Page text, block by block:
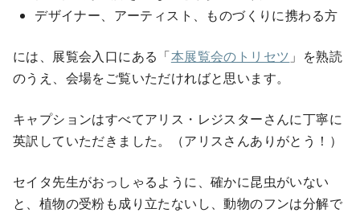
デザイナー、アーティスト、ものづくりに携わる方
には、展覧会入口にある「本展覧会のトリセツ 」を熟読
のうえ、会場をご覧いただければと思います。
キャプションはすべてアリス・レジスターさんに丁寧に
英訳していただきました。（アリスさんありがとう！）
セイタ先生がおっしゃるように、確かに昆虫がいない
と、植物の受粉も成り立たないし、動物のフンは分解で